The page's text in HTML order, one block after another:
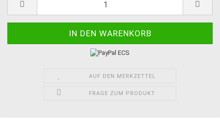
AUF DEN MERKZETTEL
FRAGE ZUM PRODUKT